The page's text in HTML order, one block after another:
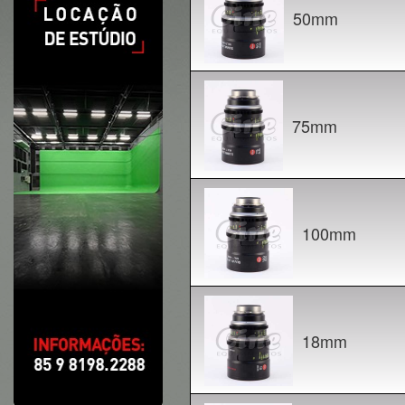
50mm
75mm
100mm
18mm